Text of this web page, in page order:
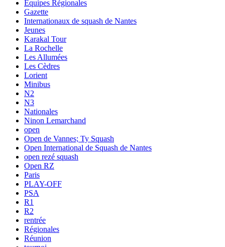
Equipes Régionales
Gazette
Internationaux de squash de Nantes
Jeunes
Karakal Tour
La Rochelle
Les Allumées
Les Cèdres
Lorient
Minibus
N2
N3
Nationales
Ninon Lemarchand
open
Open de Vannes; Ty Squash
Open International de Squash de Nantes
open rezé squash
Open RZ
Paris
PLAY-OFF
PSA
R1
R2
rentrée
Régionales
Réunion